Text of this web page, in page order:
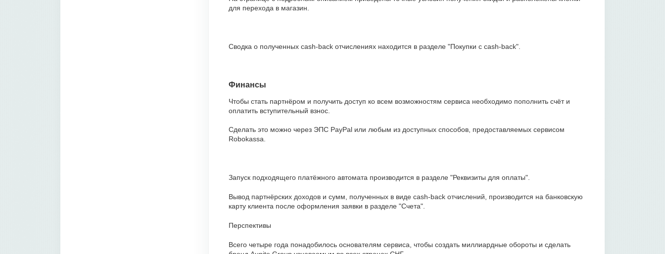
для перехода в магазин.
Сводка о полученных cash-back отчислениях находится в разделе "Покупки с cash-back".
Финансы
Чтобы стать партнёром и получить доступ ко всем возможностям сервиса необходимо пополнить счёт и
оплатить вступительный взнос.
Сделать это можно через ЭПС PayPal или любым из доступных способов, предоставляемых сервисом
Robokassa.
Запуск подходящего платёжного автомата производится в разделе "Реквизиты для оплаты".
Вывод партнёрских доходов и сумм, полученных в виде cash-back отчислений, производится на банковскую
карту клиента после оформления заявки в разделе "Счета".
Перспективы
Всего четыре года понадобилось основателям сервиса, чтобы создать миллиардные обороты и сделать